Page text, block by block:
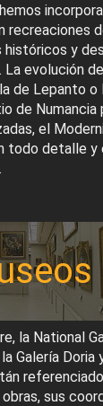
recreaciones
y
La evolución
de Lepanto o
de Numancia
el
todo detalle y
la National
Galería Doria
sus